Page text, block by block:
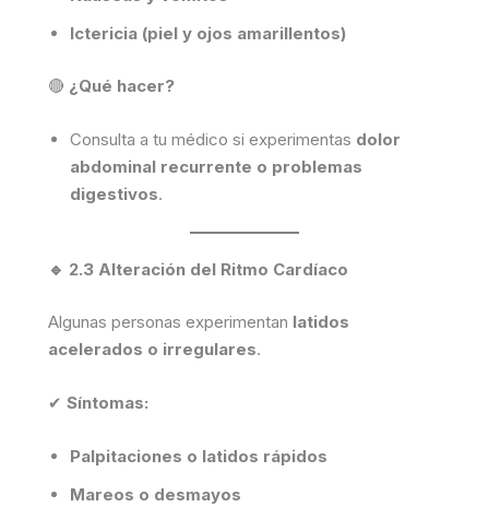
Ictericia (piel y ojos amarillentos)
🔴 ¿Qué hacer?
Consulta a tu médico si experimentas dolor
abdominal recurrente o problemas
digestivos.
🔹 2.3 Alteración del Ritmo Cardíaco
Algunas personas experimentan latidos
acelerados o irregulares.
✔ Síntomas:
Palpitaciones o latidos rápidos
Mareos o desmayos